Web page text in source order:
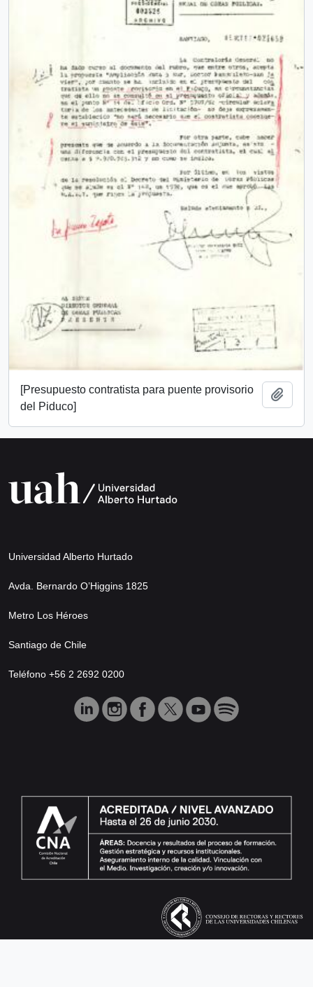
[Presupuesto contratista para puente provisorio
del Piduco]
Universidad Alberto Hurtado
Avda. Bernardo O’Higgins 1825
Metro Los Héroes
Santiago de Chile
Teléfono +56 2 2692 0200